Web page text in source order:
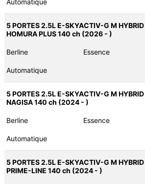
Automatique
5 PORTES 2.5L E-SKYACTIV-G M
HOMURA PLUS 140 ch (2026 - )
Berline Essence
Automatique
5 PORTES 2.5L E-SKYACTIV-G M
NAGISA 140 ch (2024 - )
Berline Essence
Automatique
5 PORTES 2.5L E-SKYACTIV-G M
PRIME-LINE 140 ch (2024 - )